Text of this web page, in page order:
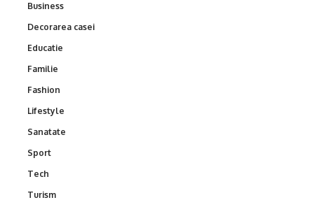
Business
Decorarea casei
Educatie
Familie
Fashion
Lifestyle
Sanatate
Sport
Tech
Turism